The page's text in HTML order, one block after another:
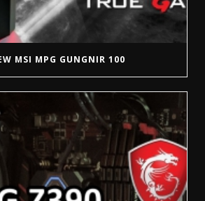
MSI MPG GUNGNIR 100